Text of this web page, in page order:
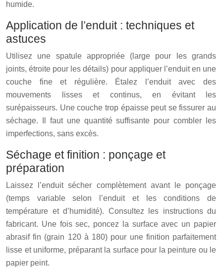
humide.
Application de l’enduit : techniques et
astuces
Utilisez une spatule appropriée (large pour les grands
joints, étroite pour les détails) pour appliquer l’enduit en une
couche fine et régulière. Étalez l’enduit avec des
mouvements lisses et continus, en évitant les
surépaisseurs. Une couche trop épaisse peut se fissurer au
séchage. Il faut une quantité suffisante pour combler les
imperfections, sans excès.
Séchage et finition : ponçage et
préparation
Laissez l’enduit sécher complètement avant le ponçage
(temps variable selon l’enduit et les conditions de
température et d’humidité). Consultez les instructions du
fabricant. Une fois sec, poncez la surface avec un papier
abrasif fin (grain 120 à 180) pour une finition parfaitement
lisse et uniforme, préparant la surface pour la peinture ou le
papier peint.